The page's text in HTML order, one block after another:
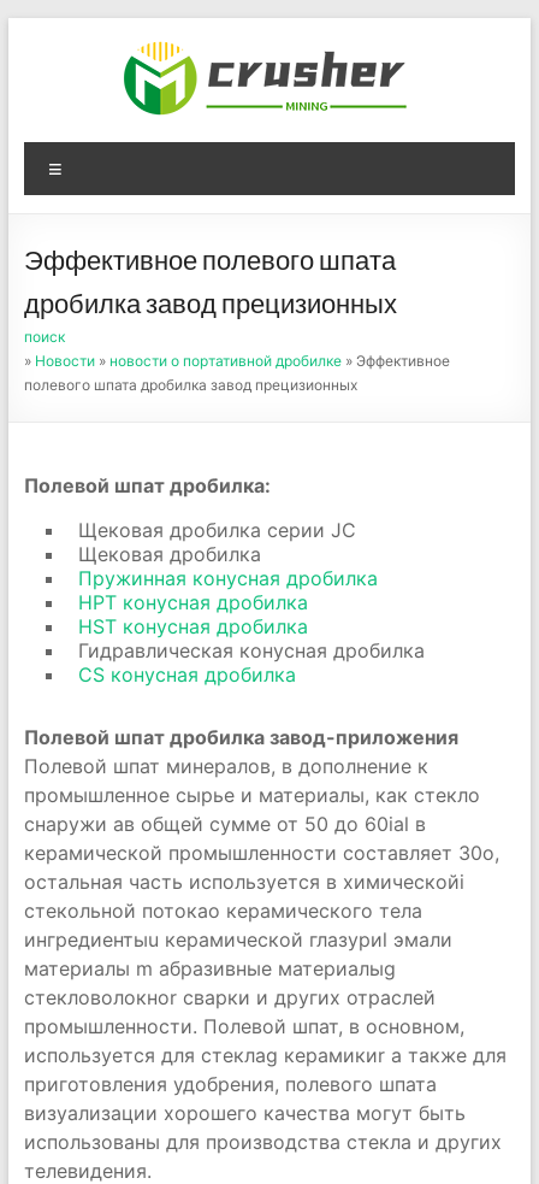
Оборудование для
дробления угля,
измельчения печного
порошка
Эффективное полевого шпата
дробилка завод прецизионных
поиск
» Новости» новости о портативной дробилке» Эффективное
полевого шпата дробилка завод прецизионных
Полевой шпат дробилка:
Щековая дробилка серии JC
Щековая дробилка
Пружинная конусная дробилка
НРT конусная дробилка
HST конусная дробилка
Гидравлическая конусная дробилка
CS конусная дробилка
Полевой шпат дробилка завод-приложения
Полевой шпат минералов, в дополнение к
промышленное сырье и материалы, как стекло
снаружи aв общей сумме от 50 до 60ial в
керамической промышленности составляет 30o,
остальная часть используется в химическойi
стекольной потокаo керамического тела
ингредиентыu керамической глазуриl эмали
материалы m абразивные материалыg
стекловолокноr сварки и других отраслей
промышленности. Полевой шпат, в основном,
используется для стеклаg керамикиr а также для
приготовления удобрения, полевого шпата
визуализации хорошего качества могут быть
использованы для производства стекла и других
телевидения.